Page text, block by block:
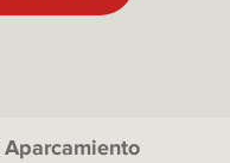
Aparcamiento